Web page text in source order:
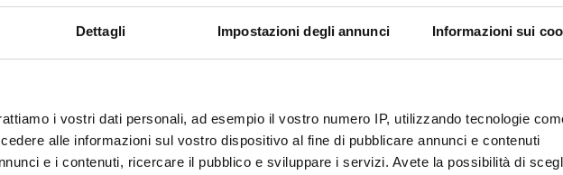
Dettagli Impostazioni degli annunci Informazioni sui
i vostri dati personali, ad esempio il vostro numero IP, utilizzando tecnologie
alle informazioni sul vostro dispositivo al fine di pubblicare annunci e contenuti
e i contenuti, ricercare il pubblico e sviluppare i servizi. Avete la possibilità di